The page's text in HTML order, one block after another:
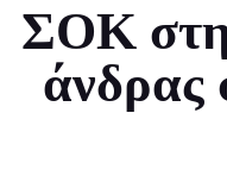
ΣΟΚ στη
άνδρας